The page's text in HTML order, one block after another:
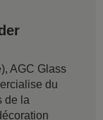
AGC Glass
du
de la